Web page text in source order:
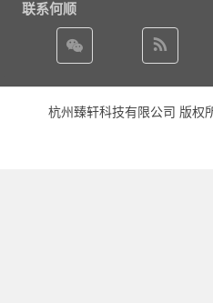
联系何顺
杭州臻轩科技有限公司 版权